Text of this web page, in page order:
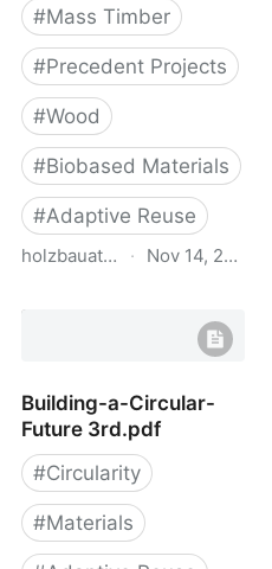
#Mass Timber
#Precedent Projects
#Wood
#Biobased Materials
#Adaptive Reuse
holzbauatlas.de
· Nov 14, 2025
Building-a-Circular-
Future 3rd.pdf
#Circularity
#Materials